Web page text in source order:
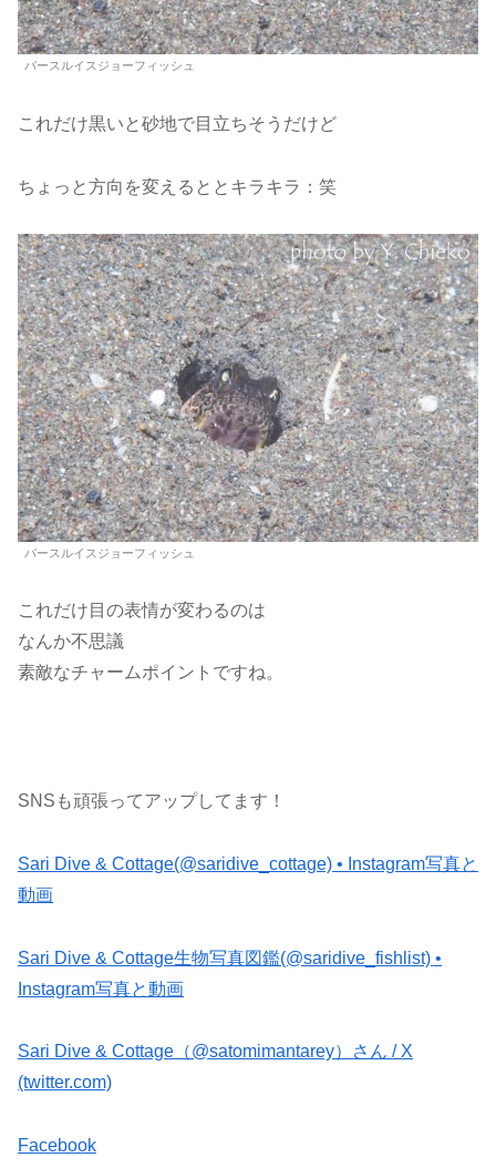
バースルイスジョーフィッシュ
これだけ黒いと砂地で目立ちそうだけど
ちょっと方向を変えるととキラキラ：笑
バースルイスジョーフィッシュ
これだけ目の表情が変わるのは
なんか不思議
素敵なチャームポイントですね。
SNSも頑張ってアップしてます！
Sari Dive & Cottage(@saridive_cottage) • Instagram写真と
動画
Sari Dive & Cottage生物写真図鑑(@saridive_fishlist) •
Instagram写真と動画
Sari Dive & Cottage（@satomimantarey）さん / X
(twitter.com)
Facebook